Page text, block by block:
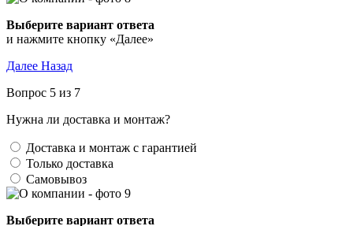
Выберите вариант ответа
и нажмите кнопку «Далее»
Далее Назад
Вопрос 5 из 7
Нужна ли доставка и монтаж?
Доставка и монтаж с гарантией
Только доставка
Самовывоз
Выберите вариант ответа